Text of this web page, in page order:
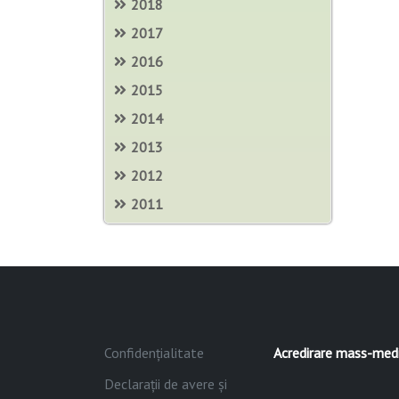
2018
2017
2016
2015
2014
2013
2012
2011
Confidențialitate
Declarații de avere și
Acredirare mass-